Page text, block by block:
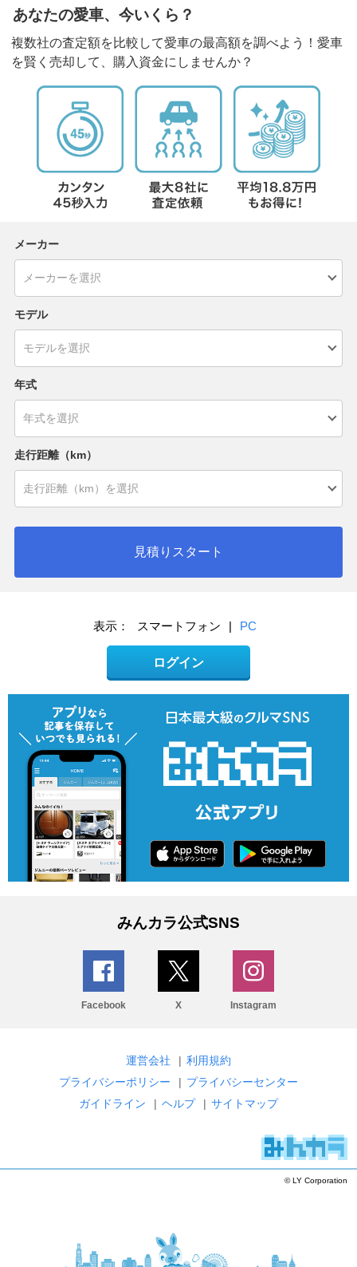
あなたの愛車、今いくら？
複数社の査定額を比較して愛車の最高額を調べよう！愛車
を賢く売却して、購入資金にしませんか？
メーカー
モデル
年式
走行距離（km）
見積りスタート
表示： スマートフォン | PC
ログイン
みんカラ公式SNS
Facebook X Instagram
運営会社 | 利用規約
プライバシーポリシー
| プライバシーセンター
ガイドライン
| ヘルプ | サイトマップ
© LY Corporation